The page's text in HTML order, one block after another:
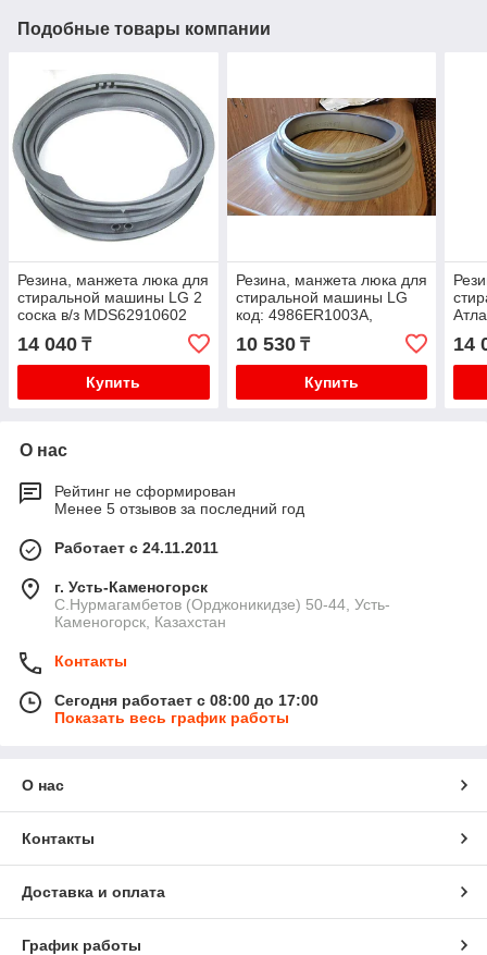
Подобные товары компании
Резина, манжета люка для
стиральной машины LG 2
соска в/з MDS62910602
/MDS60116801 /
MDS61952202 замена на
14 040 ₸
Купить
Резина, манжета люка для
стиральной машины LG
код: 4986ER1003A,
4986EN1003B,
4986ER1005A
10 530₸
Купить
14
О нас
Рейтинг не сформирован
Менее 5 отзывов за последний год
Работает с 24.11.2011
г. Усть-Каменогорск
С.Нурмагамбетов (Орджоникидзе) 50-44, Усть-
Каменогорск, Казахстан
Контакты
Сегодня работает с 08:00 до 17:00
Показать весь график работы
О нас
Контакты
Доставка и оплата
График работы